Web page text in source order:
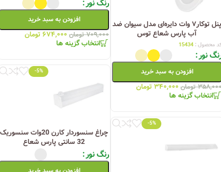
رنگ نور
افزودن به سبد خرید
۷۰۹,۰۰۰ تومان ۶۷۴,۰۰۰تومان
انتخاب گزینه ها
پنل توکار۷ وات دایره‌ای مدل سیوان ضد
آب پارس شعاع توس
محصول : 15434
نور
افزودن به سبد خرید
تومان ۳۴۰,۰۰۰ تومان
انتخاب گزینه ها
-5%
چراغ سنسوردار کارن 20وات سنسوریک
32 سانتی پارس شعاع
رنگ نور
-5%